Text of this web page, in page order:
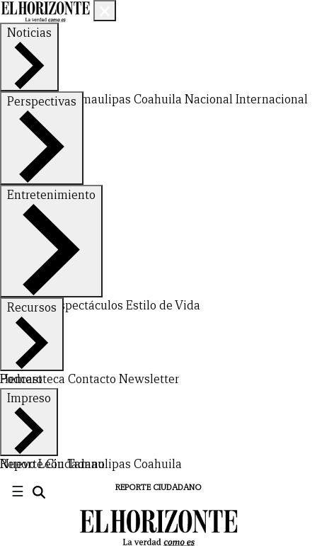
Noticias
Nuevo LeónTamaulipas Coahuila NacionalInternacional
Perspectivas
FinanzasOpinión
Entretenimiento
DeportesEspectáculos Estilo de Vida
Recursos
Hemeroteca Contacto Newsletter
Podcast
Impreso
Nuevo LeónTamaulipas Coahuila
Reporte Ciudadano
☰ REPORTE CIUDADANO